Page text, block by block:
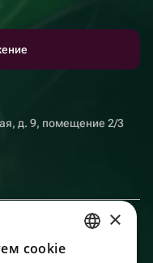
д. 9, помещение 2/3
×
сookie